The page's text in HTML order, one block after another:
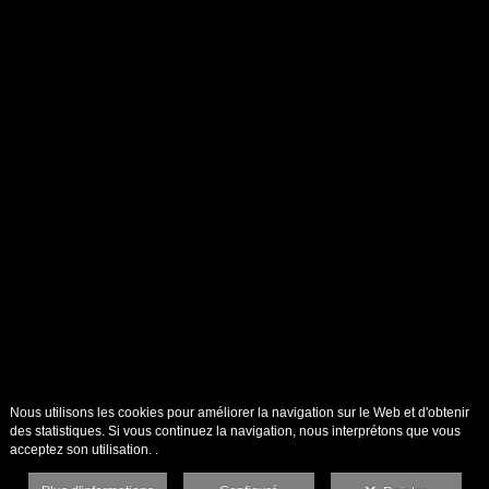
Nous utilisons les cookies pour améliorer la navigation sur le Web et d'obtenir
des statistiques. Si vous continuez la navigation, nous interprétons que vous
acceptez son utilisation. .